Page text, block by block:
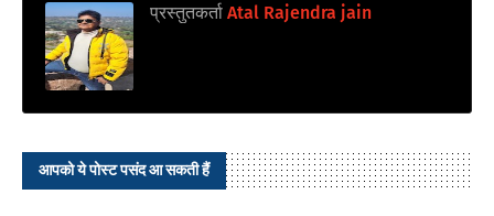
प्रस्तुतकर्ता Atal Rajendra jain
आपको ये पोस्ट पसंद आ सकती हैं